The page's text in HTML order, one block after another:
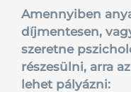
Amennyiben
díjmentesen,
szeretne
részesülni, arra
lehet pályázni: